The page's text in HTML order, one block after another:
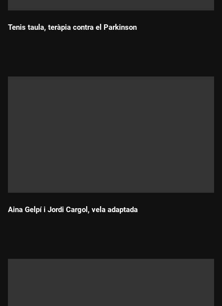
Tenis taula, teràpia contra el Parkinson
Aina Gelpí i Jordi Cargol, vela adaptada